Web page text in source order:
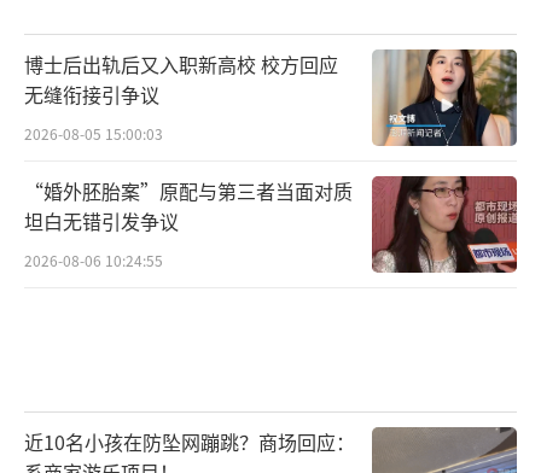
博士后出轨后又入职新高校 校方回应
无缝衔接引争议
2026-08-05 15:00:03
“婚外胚胎案”原配与第三者当面对质
坦白无错引发争议
2026-08-06 10:24:55
近10名小孩在防坠网蹦跳？商场回应：